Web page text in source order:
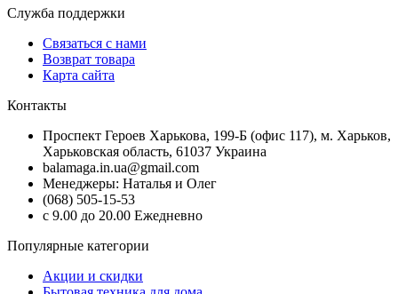
Служба поддержки
Связаться с нами
Возврат товара
Карта сайта
Контакты
Проспект Героев Харькова, 199-Б (офис 117), м. Харьков,
Харьковская область, 61037 Украина
balamaga.in.ua@gmail.com
Менеджеры: Наталья и Олег
(068) 505-15-53
с 9.00 до 20.00 Ежедневно
Популярные категории
Акции и скидки